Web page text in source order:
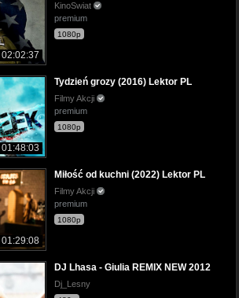
02:02:37
KinoSwiat
premium
1080p
01:48:03
Tydzień grozy (2016) Lektor PL
Filmy Akcji
premium
1080p
01:29:08
Miłość od kuchni (2022) Lektor PL
Filmy Akcji
premium
1080p
DJ Lhasa - Giulia REMIX NEW 2012
Dj_Lesny